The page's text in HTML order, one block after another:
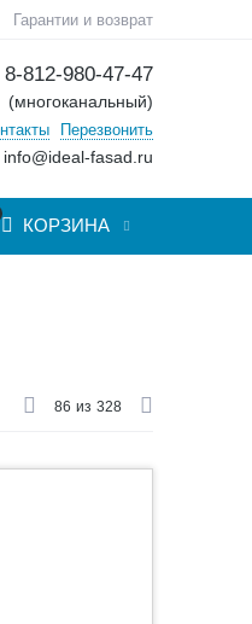
Гарантии и возврат
8-812-980-47-47
(многоканальный)
Перезвонить
info@ideal-fasad.ru
КОРЗИНА
86 из 328